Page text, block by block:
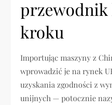
kroku
Importując maszyny z
wprowadzić je na rynek
uzyskania zgodności z
unijnych — potocznie